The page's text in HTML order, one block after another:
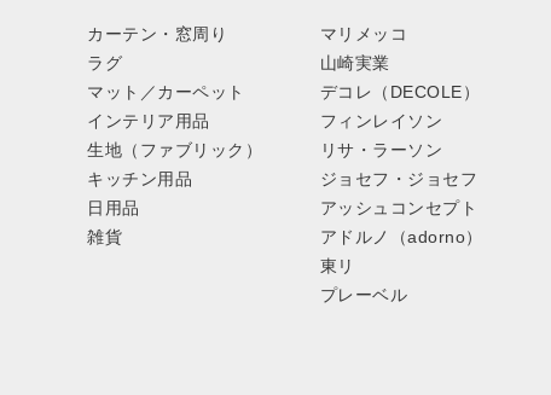
カーテン・窓周り
ラグ
マット／カーペット
インテリア用品
生地（ファブリック）
キッチン用品
日用品
雑貨
マリメッコ
山崎実業
デコレ（DECOLE）
フィンレイソン
リサ・ラーソン
ジョセフ・ジョセフ
アッシュコンセプト
アドルノ（adorno）
東リ
プレーベル